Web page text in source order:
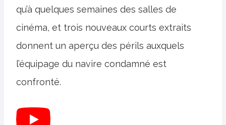
qu’à quelques semaines des salles de
cinéma, et trois nouveaux courts extraits
donnent un aperçu des périls auxquels
l’équipage du navire condamné est
confronté.